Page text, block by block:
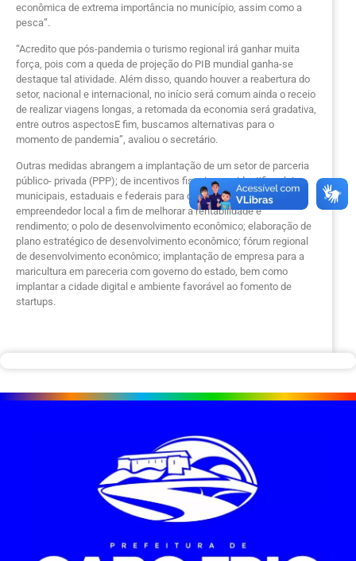
econômica de extrema importância no município, assim como a
pesca”.
“Acredito que pós-pandemia o turismo regional irá ganhar muita
força, pois com a queda de projeção do PIB mundial ganha-se
destaque tal atividade. Além disso, quando houver a reabertura do
setor, nacional e internacional, no início será comum ainda o receio
de realizar viagens longas, a retomada da economia será gradativa,
entre outros aspectosE fim, buscamos alternativas para o
momento de pandemia”, avaliou o secretário.
Outras medidas abrangem a implantação de um setor de parceria
público- privada (PPP); de incentivos fiscais para identificar leis
municipais, estaduais e federais para que possam enquadrar o
empreendedor local a fim de melhorar a rentabilidade e
rendimento; o polo de desenvolvimento econômico; elaboração de
plano estratégico de desenvolvimento econômico; fórum regional
de desenvolvimento econômico; implantação de empresa para a
maricultura em pareceria com governo do estado, bem como
implantar a cidade digital e ambiente favorável ao fomento de
startups.